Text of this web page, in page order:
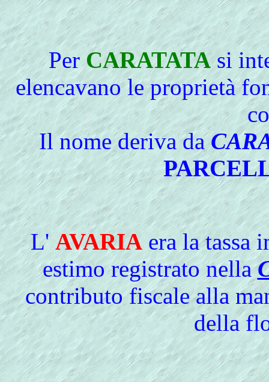
PerCARATATAsi
elencavano le proprietà
Il nome deriva da
L' AVARIAera la tassa
estimo registrato nella
contributo fiscale alla
della